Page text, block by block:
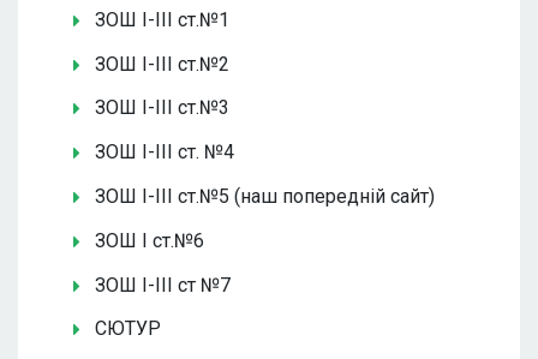
ЗОШ І-ІІІ ст.№1
ЗОШ І-ІІІ ст.№2
ЗОШ І-ІІІ ст.№3
ЗОШ І-ІІІ ст. №4
ЗОШ І-ІІІ ст.№5 (наш попередній сайт)
ЗОШ І ст.№6
ЗОШ І-ІІІ ст №7
СЮТУР